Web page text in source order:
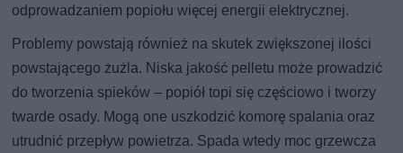
odprowadzaniem popiołu więcej energii elektrycznej.
Problemy powstają również na skutek zwiększonej ilości
powstającego żużla. Niska jakość pelletu może prowadzić
do tworzenia spieków – popiół topi się częściowo i tworzy
twarde osady. Mogą one uszkodzić komorę spalania oraz
utrudnić przepływ powietrza. Spada wtedy moc grzewcza